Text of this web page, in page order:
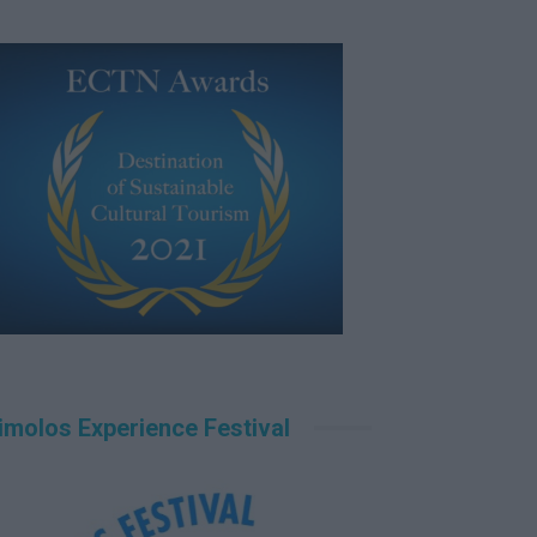
Experience Festival